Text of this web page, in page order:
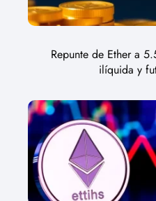
Repunte de Ether a
ilíquida y